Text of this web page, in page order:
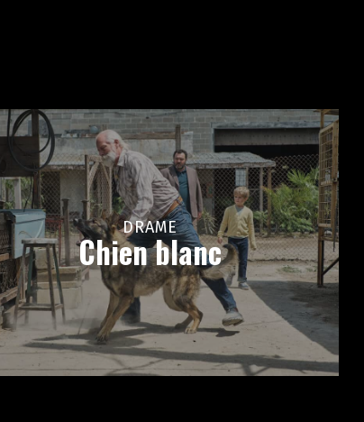
DRAME
Chien blanc